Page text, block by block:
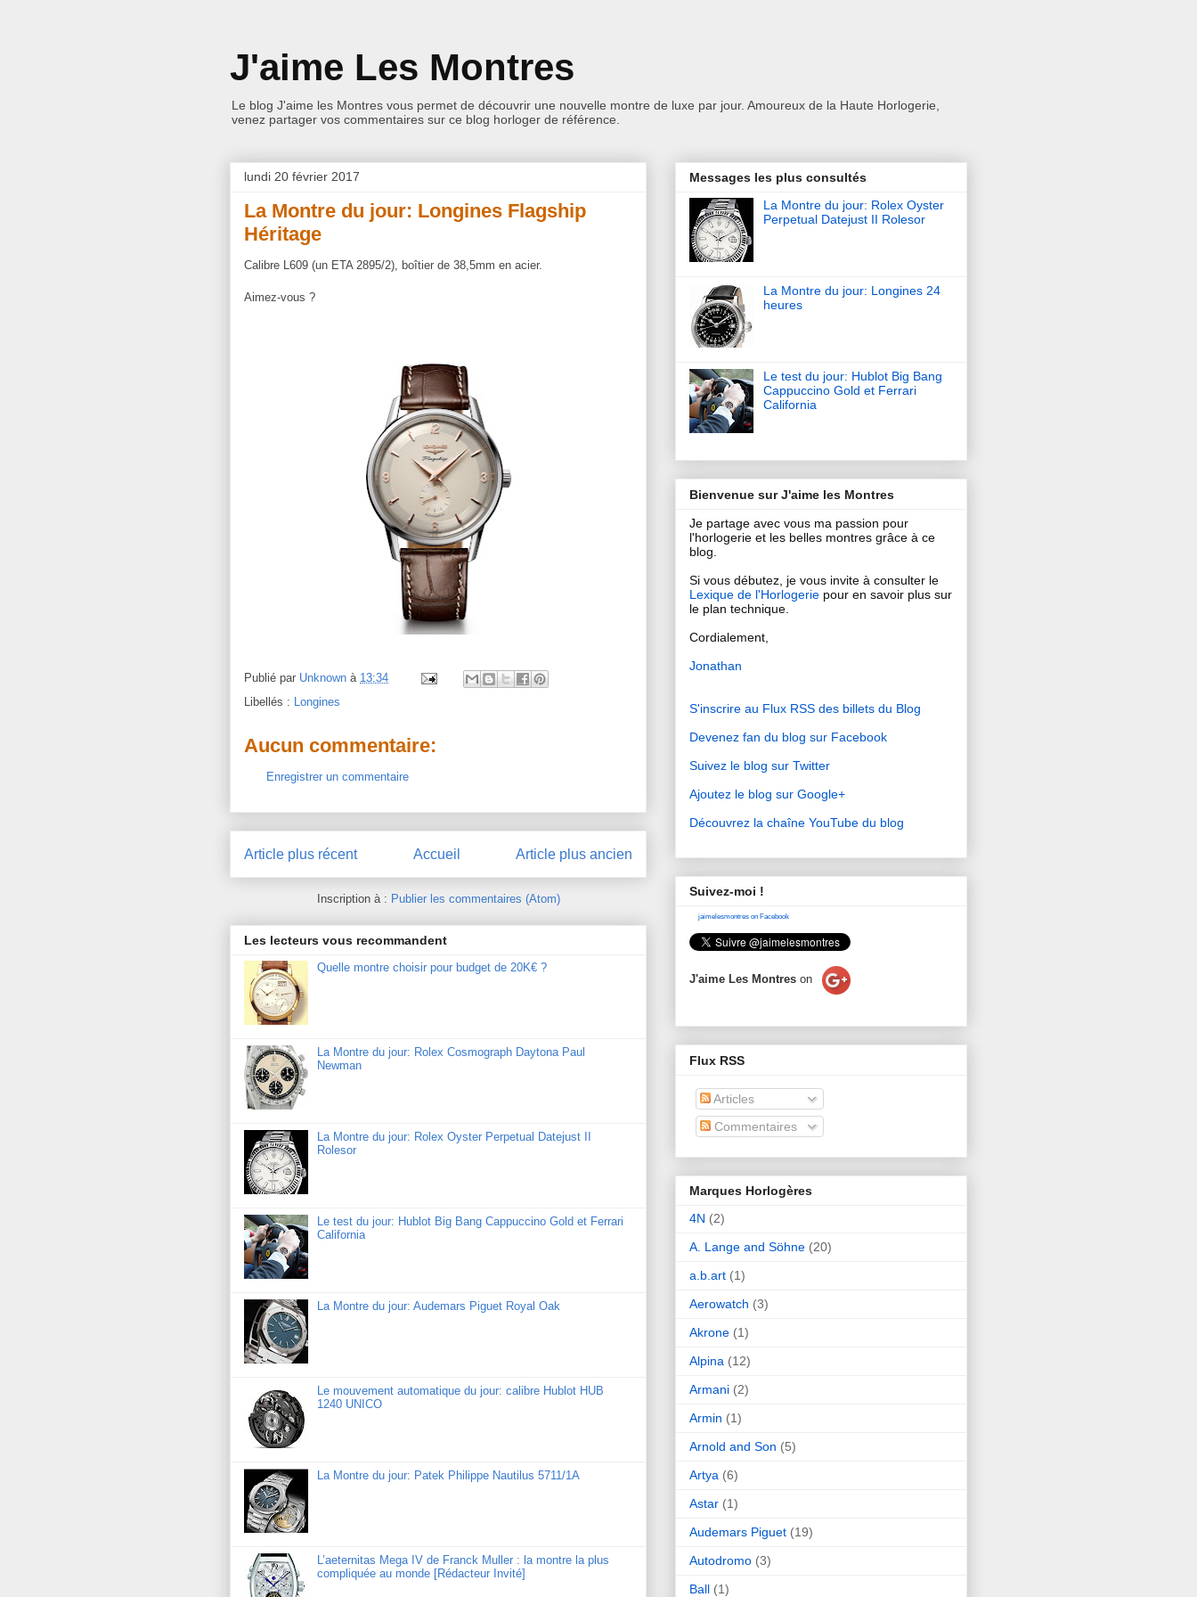
J'aime Les Montres
Le blog J'aime les Montres vous permet de découvrir une nouvelle montre de luxe par jour. Amoureux de la Haute Horlogerie,
venez partager vos commentaires sur ce blog horloger de référence.
lundi 20 février 2017
La Montre du jour: Longines Flagship
Héritage
Calibre L609 (un ETA 2895/2), boîtier de 38,5mm en acier.
Aimez-vous ?
Publié par Unknown à 13:34
Libellés : Longines
Aucun commentaire:
Enregistrer un commentaire
Article plus récent Article plus ancien
Accueil
Inscription à : Publier les commentaires (Atom)
Les lecteurs vous recommandent
Quelle montre choisir pour budget de 20K€ ?
La Montre du jour: Rolex Cosmograph Daytona Paul
Newman
La Montre du jour: Rolex Oyster Perpetual Datejust II
Rolesor
Le test du jour: Hublot Big Bang Cappuccino Gold et Ferrari
California
La Montre du jour: Audemars Piguet Royal Oak
Le mouvement automatique du jour: calibre Hublot HUB
1240 UNICO
La Montre du jour: Patek Philippe Nautilus 5711/1A
L’aeternitas Mega IV de Franck Muller : la montre la plus
compliquée au monde [Rédacteur Invité]
Messages les plus consultés
La Montre du jour: Rolex Oyster
Perpetual Datejust II Rolesor
La Montre du jour: Longines 24
heures
Le test du jour: Hublot Big Bang
Cappuccino Gold et Ferrari
California
Bienvenue sur J'aime les Montres
Je partage avec vous ma passion pour
l'horlogerie et les belles montres grâce à ce
blog.
Si vous débutez, je vous invite à consulter le
Lexique de l'Horlogerie pour en savoir plus sur
le plan technique.
Cordialement,
Jonathan
S'inscrire au Flux RSS des billets du Blog
Devenez fan du blog sur Facebook
Suivez le blog sur Twitter
Ajoutez le blog sur Google+
Découvrez la chaîne YouTube du blog
Suivez-moi !
jaimelesmontres on Facebook
J'aime Les Montres on
Flux RSS
Articles
Commentaires
Marques Horlogères
4N (2)
A. Lange and Söhne (20)
a.b.art (1)
Aerowatch (3)
Akrone (1)
Alpina (12)
Armani (2)
Armin (1)
Arnold and Son (5)
Artya (6)
Astar (1)
Audemars Piguet (19)
Autodromo (3)
Ball (1)